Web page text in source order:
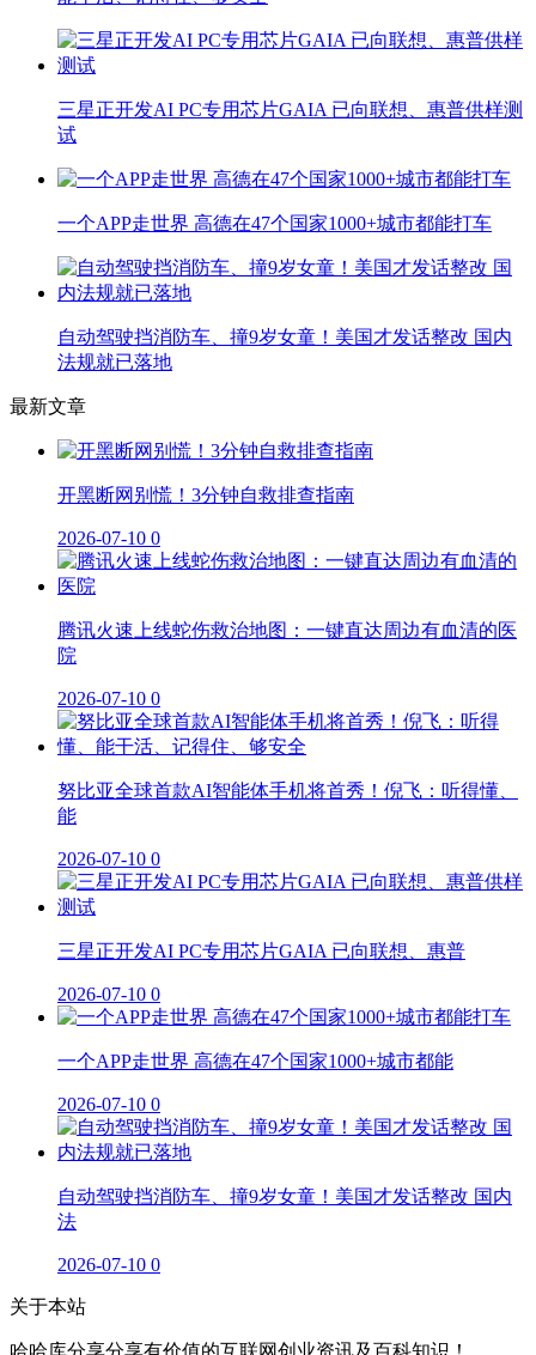
三星正开发AI PC专用芯片GAIA 已向联想、惠普供样测
试
一个APP走世界 高德在47个国家1000+城市都能打车
自动驾驶挡消防车、撞9岁女童！美国才发话整改 国内
法规就已落地
最新文章
开黑断网别慌！3分钟自救排查指南
2026-07-10 0
腾讯火速上线蛇伤救治地图：一键直达周边有血清的医
院
2026-07-10 0
努比亚全球首款AI智能体手机将首秀！倪飞：听得懂、
能
2026-07-10 0
三星正开发AI PC专用芯片GAIA 已向联想、惠普
2026-07-10 0
一个APP走世界 高德在47个国家1000+城市都能
2026-07-10 0
自动驾驶挡消防车、撞9岁女童！美国才发话整改 国内
法
2026-07-10 0
关于本站
哈哈库分享分享有价值的互联网创业资讯及百科知识！